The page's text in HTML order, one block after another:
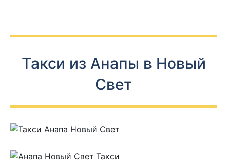
Такси из Анапы в Новый
Свет